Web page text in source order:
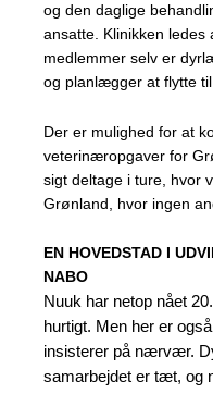
og den daglige
ansatte. Klinikken ledes
medlemmer selv er
og planlægger at flytte
Der er mulighed for at
veterinæropgaver for
sigt deltage i ture, hvor
Grønland, hvor ingen
EN HOVEDSTAD I
NABO
Nuuk har netop nået
hurtigt. Men her er
insisterer på nærvær.
samarbejdet er tæt, og